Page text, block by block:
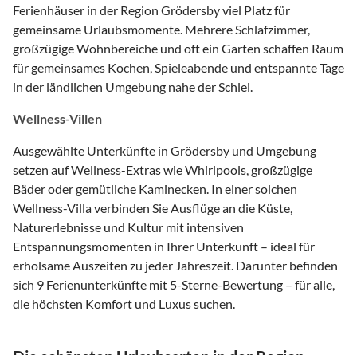
Ferienhäuser in der Region Grödersby viel Platz für
gemeinsame Urlaubsmomente. Mehrere Schlafzimmer,
großzügige Wohnbereiche und oft ein Garten schaffen Raum
für gemeinsames Kochen, Spieleabende und entspannte Tage
in der ländlichen Umgebung nahe der Schlei.
Wellness-Villen
Ausgewählte Unterkünfte in Grödersby und Umgebung
setzen auf Wellness-Extras wie Whirlpools, großzügige
Bäder oder gemütliche Kaminecken. In einer solchen
Wellness-Villa verbinden Sie Ausflüge an die Küste,
Naturerlebnisse und Kultur mit intensiven
Entspannungsmomenten in Ihrer Unterkunft – ideal für
erholsame Auszeiten zu jeder Jahreszeit. Darunter befinden
sich 9 Ferienunterkünfte mit 5-Sterne-Bewertung – für alle,
die höchsten Komfort und Luxus suchen.